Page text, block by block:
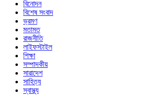
বিনোদন
বিশেষ সংবাদ
ভ্রমণ
মতামত
রাজনীতি
লাইফস্টাইল
শিক্ষা
সম্পাদকীয়
সারাদেশ
সাহিত্য
স্বাস্থ্য